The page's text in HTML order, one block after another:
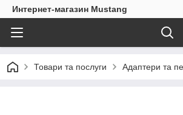
Интернет-магазин Mustang
Товари та послуги Адаптери та